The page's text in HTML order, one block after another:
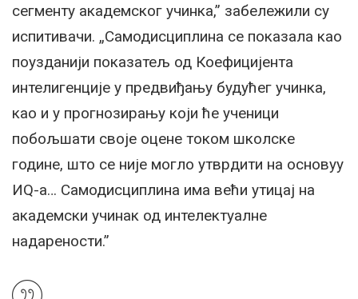
сегменту академског учинка,” забележили су
испитивачи. „Самодисциплина се показала као
поузданији показатељ од Коефицијента
интелигенције у предвиђању будућег учинка,
као и у прогнозирању који ће ученици
побољшати своје оцене током школске
године, што се није могло утврдити на основуу
ИQ-а… Самодисциплина има већи утицај на
академски учинак од интелектуалне
надарености.”